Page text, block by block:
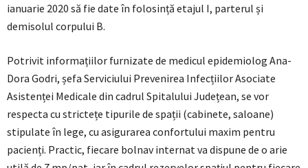
ianuarie 2020 să fie date în folosință etajul I, parterul și
demisolul corpului B.
Potrivit informațiilor furnizate de medicul epidemiolog Ana-
Dora Godri, șefa Serviciului Prevenirea Infecțiilor Asociate
Asistenței Medicale din cadrul Spitalului Județean, se vor
respecta cu strictețe tipurile de spații (cabinete, saloane)
stipulate în lege, cu asigurarea confortului maxim pentru
pacienți. Practic, fiecare bolnav internat va dispune de o arie